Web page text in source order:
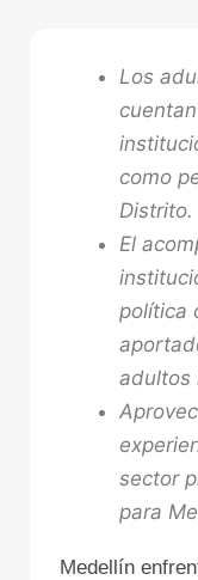
Los
como
Distrito.
El
política
adultos
sector
para
Medellín